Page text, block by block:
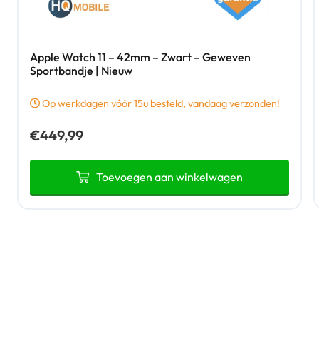
Apple Watch 11 – 42mm – Zwart – Geweven
Sportbandje | Nieuw
Op werkdagen vóór 15u besteld, vandaag verzonden!
€449,99
Toevoegen aan winkelwagen